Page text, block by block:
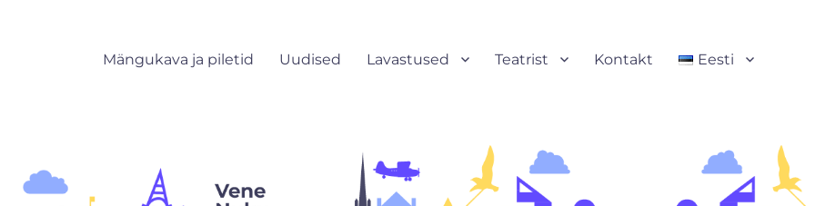
Mängukava ja piletid Uudised Lavastused Teatrist Kontakt Eesti